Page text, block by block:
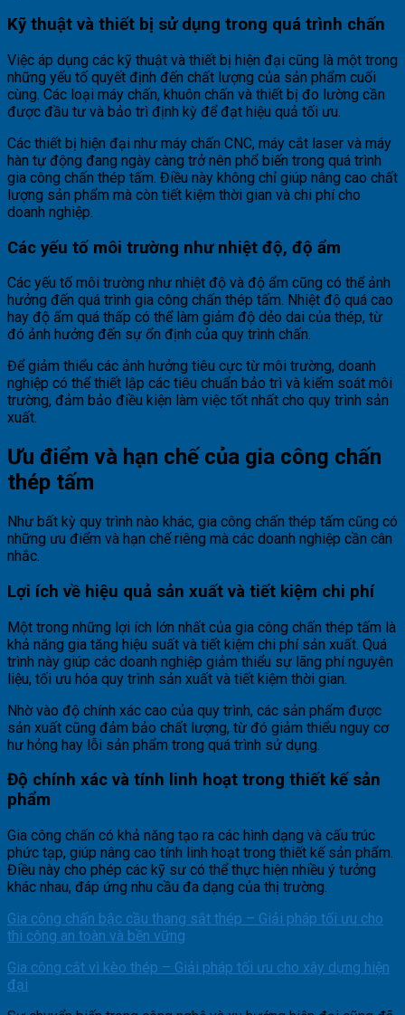
Kỹ thuật và thiết bị sử dụng trong quá trình chấn
Việc áp dụng các kỹ thuật và thiết bị hiện đại cũng là một trong
những yếu tố quyết định đến chất lượng của sản phẩm cuối
cùng. Các loại máy chấn, khuôn chấn và thiết bị đo lường cần
được đầu tư và bảo trì định kỳ để đạt hiệu quả tối ưu.
Các thiết bị hiện đại như máy chấn CNC, máy cắt laser và máy
hàn tự động đang ngày càng trở nên phổ biến trong quá trình
gia công chấn thép tấm. Điều này không chỉ giúp nâng cao chất
lượng sản phẩm mà còn tiết kiệm thời gian và chi phí cho
doanh nghiệp.
Các yếu tố môi trường như nhiệt độ, độ ẩm
Các yếu tố môi trường như nhiệt độ và độ ẩm cũng có thể ảnh
hưởng đến quá trình gia công chấn thép tấm. Nhiệt độ quá cao
hay độ ẩm quá thấp có thể làm giảm độ dẻo dai của thép, từ
đó ảnh hưởng đến sự ổn định của quy trình chấn.
Để giảm thiểu các ảnh hưởng tiêu cực từ môi trường, doanh
nghiệp có thể thiết lập các tiêu chuẩn bảo trì và kiểm soát môi
trường, đảm bảo điều kiện làm việc tốt nhất cho quy trình sản
xuất.
Ưu điểm và hạn chế của gia công chấn
thép tấm
Như bất kỳ quy trình nào khác, gia công chấn thép tấm cũng có
những ưu điểm và hạn chế riêng mà các doanh nghiệp cần cân
nhắc.
Lợi ích về hiệu quả sản xuất và tiết kiệm chi phí
Một trong những lợi ích lớn nhất của gia công chấn thép tấm là
khả năng gia tăng hiệu suất và tiết kiệm chi phí sản xuất. Quá
trình này giúp các doanh nghiệp giảm thiểu sự lãng phí nguyên
liệu, tối ưu hóa quy trình sản xuất và tiết kiệm thời gian.
Nhờ vào độ chính xác cao của quy trình, các sản phẩm được
sản xuất cũng đảm bảo chất lượng, từ đó giảm thiểu nguy cơ
hư hỏng hay lỗi sản phẩm trong quá trình sử dụng.
Độ chính xác và tính linh hoạt trong thiết kế sản
phẩm
Gia công chấn có khả năng tạo ra các hình dạng và cấu trúc
phức tạp, giúp nâng cao tính linh hoạt trong thiết kế sản phẩm.
Điều này cho phép các kỹ sư có thể thực hiện nhiều ý tưởng
khác nhau, đáp ứng nhu cầu đa dạng của thị trường.
Gia công chấn bậc cầu thang sắt thép – Giải pháp tối ưu cho
thi công an toàn và bền vững
Gia công cắt vì kèo thép – Giải pháp tối ưu cho xây dựng hiện
đại